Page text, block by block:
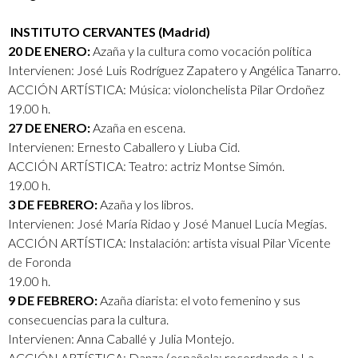
INSTITUTO CERVANTES (Madrid)
20 DE ENERO: Azaña y la cultura como vocación política
Intervienen: José Luis Rodríguez Zapatero y Angélica Tanarro.
ACCIÓN ARTÍSTICA: Música: violonchelista Pilar Ordoñez
19.00 h.
27 DE ENERO: Azaña en escena.
Intervienen: Ernesto Caballero y Liuba Cid.
ACCIÓN ARTÍSTICA: Teatro: actriz Montse Simón.
19.00 h.
3 DE FEBRERO: Azaña y los libros.
Intervienen: José María Ridao y José Manuel Lucía Megías.
ACCIÓN ARTÍSTICA: Instalación: artista visual Pilar Vicente
de Foronda
19.00 h.
9 DE FEBRERO: Azaña diarista: el voto femenino y sus
consecuencias para la cultura.
Intervienen: Anna Caballé y Julia Montejo.